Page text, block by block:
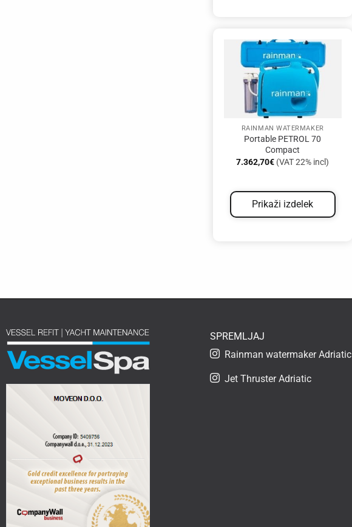
RAINMAN WATERMAKER
Portable PETROL 70
Compact
7.362,70€ (VAT 22% incl)
Prikaži izdelek
SPREMLJAJ
Rainman watermaker Adriatic
Jet Thruster Adriatic